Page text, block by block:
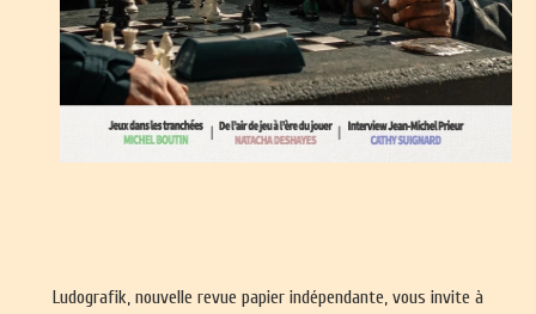
Ludografik, nouvelle revue papier indépendante, vous invite à